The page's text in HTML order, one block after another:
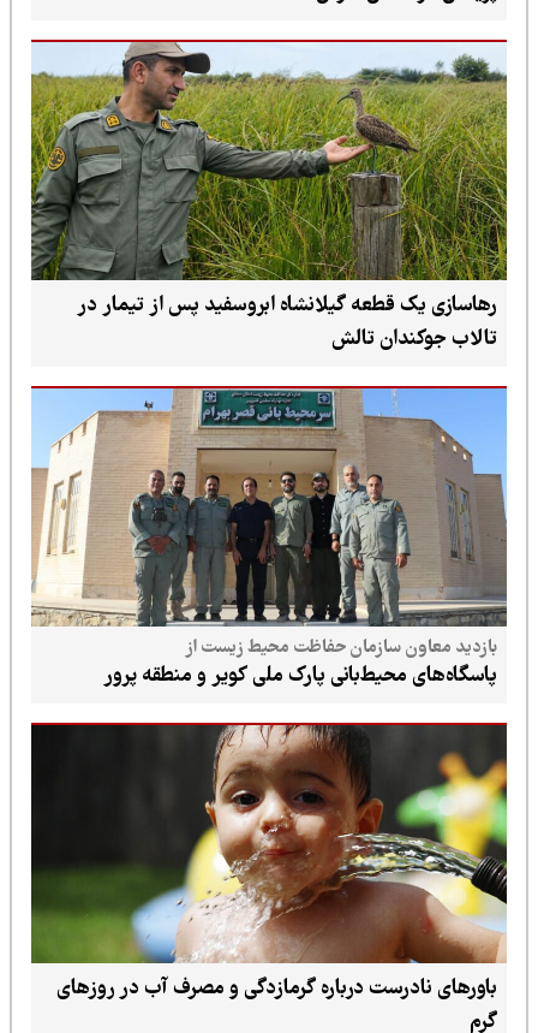
رهاسازی یک قطعه گیلانشاه ابروسفید پس از تیمار در
تالاب جوکندان تالش
بازدید معاون سازمان حفاظت محیط زیست از
پاسگاه‌های محیط‌بانی پارک ملی کویر و منطقه پرور
باورهای نادرست درباره گرمازدگی و مصرف آب در روزهای